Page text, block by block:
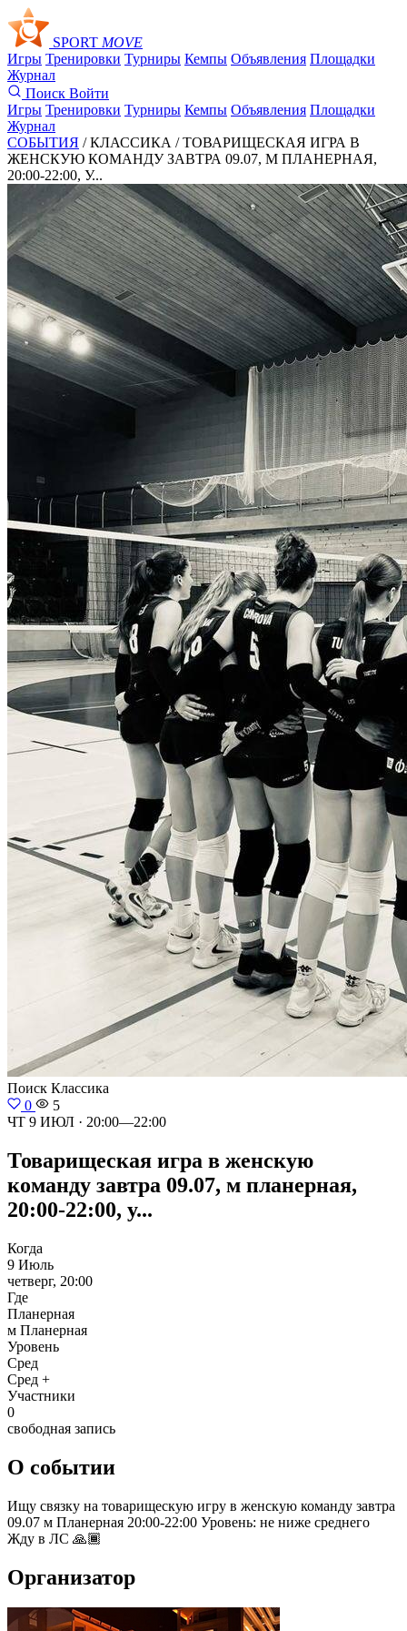
SPORT MOVE
Игры Тренировки Турниры Кемпы Объявления Площадки
Журнал
Поиск Войти
Игры Тренировки Турниры Кемпы Объявления Площадки
Журнал
СОБЫТИЯ / КЛАССИКА /ТОВАРИЩЕСКАЯ ИГРА В
ЖЕНСКУЮ КОМАНДУ ЗАВТРА 09.07, М ПЛАНЕРНАЯ,
20:00-22:00, У...
Поиск Классика
0
5
ЧТ 9 ИЮЛ · 20:00—22:00
Товарищеская игра в женскую
команду завтра 09.07, м планерная,
20:00-22:00, у...
Когда
9 Июль
четверг, 20:00
Где
Планерная
м Планерная
Уровень
Сред
Сред +
Участники
0
свободная запись
О событии
Ищу связку на товарищескую игру в женскую команду завтра
09.07 м Планерная 20:00-22:00 Уровень: не ниже среднего
Жду в ЛС 🙏🏾
Организатор